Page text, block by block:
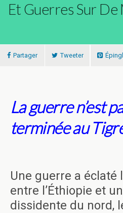
Et Guerres Sur
Partager Tweeter
La guerre n’est
terminée au
Une guerre a éclaté
entre l’Éthiopie et
dissidente du nord,